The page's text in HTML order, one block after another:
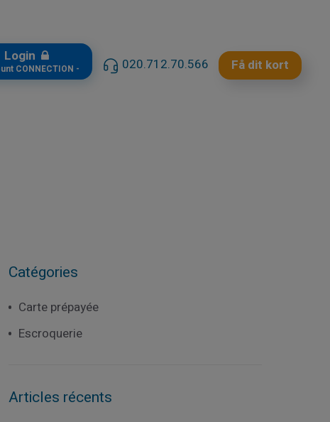
Login
CONNECTION - 020.712.70.566 Få dit kort
Catégories
Carte prépayée
Escroquerie
Articles récents